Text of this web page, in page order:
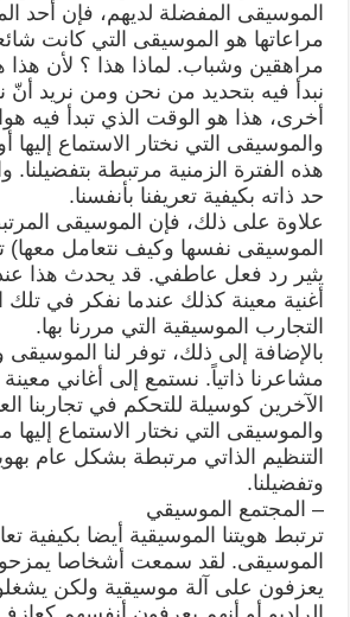
الموسيقى المفضلة لديهم، فإن أحد
مراعاتها هو الموسيقى التي كانت
مراهقين وشباب. لماذا هذا ؟ لأن هذا
نبدأ فيه بتحديد من نحن ومن نريد أنّ
أخرى، هذا هو الوقت الذي تبدأ فيه
والموسيقى التي نختار الاستماع إليها
هذه الفترة الزمنية مرتبطة
حد ذاته بكيفية تعريفنا بأنفسنا.
علاوة على ذلك، فإن الموسيقى
الموسيقى نفسها وكيف نتعامل
يثير رد فعل عاطفي. قد يحدث هذا
أغنية معينة كذلك عندما نفكر في تلك
التجارب الموسيقية التي مررنا بها.
بالإضافة إلى ذلك، توفر لنا الموسيقى
مشاعرنا ذاتياً. نستمع إلى أغاني معينة
الآخرين كوسيلة للتحكم في تجاربنا
والموسيقى التي نختار الاستماع
التنظيم الذاتي مرتبطة بشكل عام
وتفضيلنا.
– المجتمع الموسيقي
ترتبط هويتنا الموسيقية أيضا بكيفية
الموسيقى. لقد سمعت أشخاصا يمزحون
يعزفون على آلة موسيقية ولكن